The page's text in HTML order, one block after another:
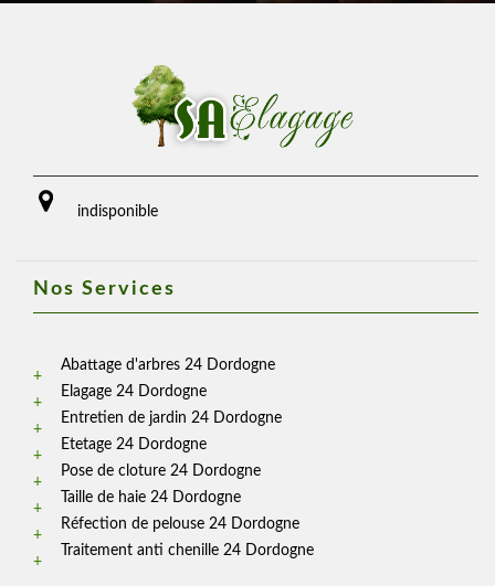
indisponible
Nos Services
Abattage d'arbres 24 Dordogne
Elagage 24 Dordogne
Entretien de jardin 24 Dordogne
Etetage 24 Dordogne
Pose de cloture 24 Dordogne
Taille de haie 24 Dordogne
Réfection de pelouse 24 Dordogne
Traitement anti chenille 24 Dordogne